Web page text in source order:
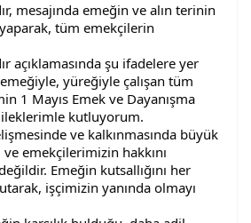
mesajında emeğin ve alın terinin
tüm emekçilerin
açıklamasında şu ifadelere yer
yüreğiyle çalışan tüm
1 Mayıs Emek ve Dayanışma
kutluyorum.
ve kalkınmasında büyük
emekçilerimizin hakkını
Emeğin kutsallığını her
işçimizin yanında olmayı